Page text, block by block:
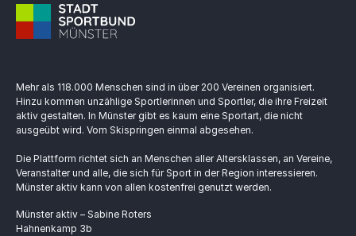
Mehr als 118.000 Menschen sind in über 200 Vereinen organisiert.
Hinzu kommen unzählige Sportlerinnen und Sportler, die ihre Freizeit
aktiv gestalten. In Münster gibt es kaum eine Sportart, die nicht
ausgeübt wird. Vom Skispringen einmal abgesehen.
Die Plattform richtet sich an Menschen aller Altersklassen, an Vereine,
Veranstalter und alle, die sich für Sport in der Region interessieren.
Münster aktiv kann von allen kostenfrei genutzt werden.
Münster aktiv – Sabine Roters
Hahnenkamp 3b